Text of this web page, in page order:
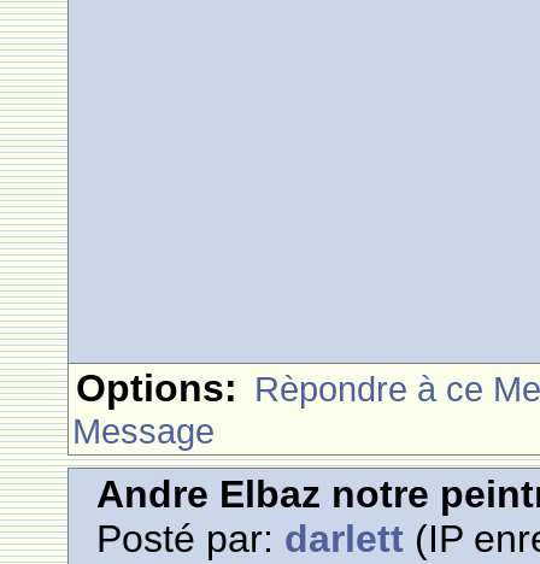
Options: Rèpondre à ce
Message
Andre Elbaz notre
Posté par: darlett (IP